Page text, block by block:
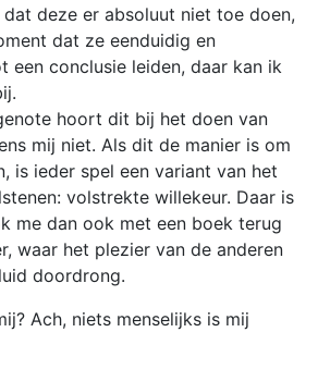
deze er absoluut niet toe doen,
dat ze eenduidig en
een conclusie leiden, daar kan ik
hoort dit bij het doen van
mij niet. Als dit de manier is om
is ieder spel een variant van het
volstrekte willekeur. Daar is
me dan ook met een boek terug
waar het plezier van de anderen
doordrong.
Ach, niets menselijks is mij